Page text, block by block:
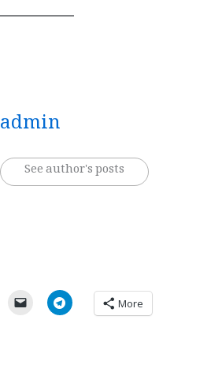
admin
See author's posts
More